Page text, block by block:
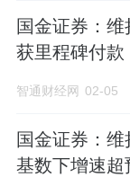
国金证券：
获里程碑付款
智通财经网 02-05
国金证券：维
基数下增速超